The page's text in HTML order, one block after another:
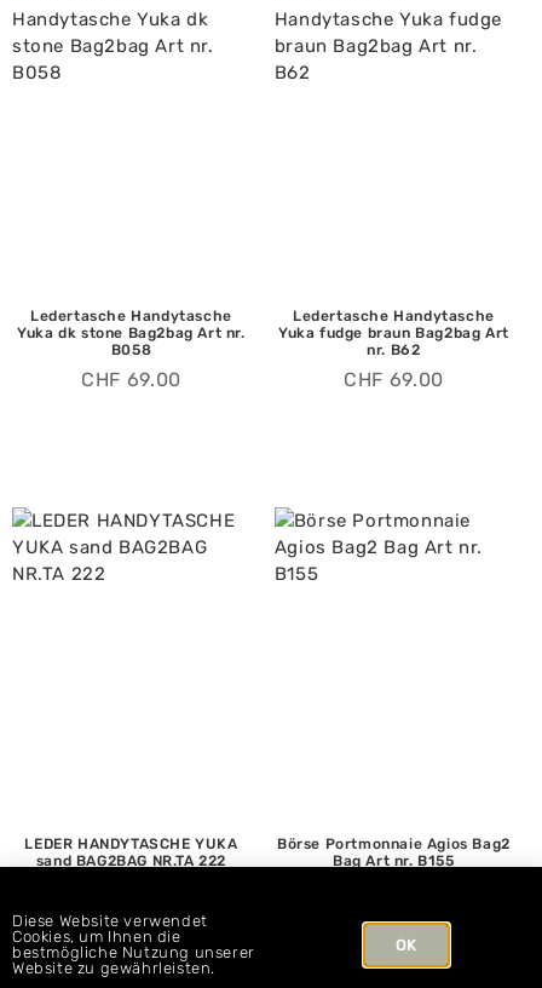
Ledertasche Handytasche
Yuka dk stone Bag2bag Art nr.
B058
CHF 69.00
Ledertasche Handytasche
Yuka fudge braun Bag2bag Art
nr. B62
CHF 69.00
LEDER HANDYTASCHE YUKA
sand BAG2BAG NR.TA 222
Börse Portmonnaie Agios Bag2
Bag Art nr. B155
Diese Website verwendet
Cookies, um Ihnen die
bestmögliche Nutzung unserer
Website zu gewährleisten.
OK